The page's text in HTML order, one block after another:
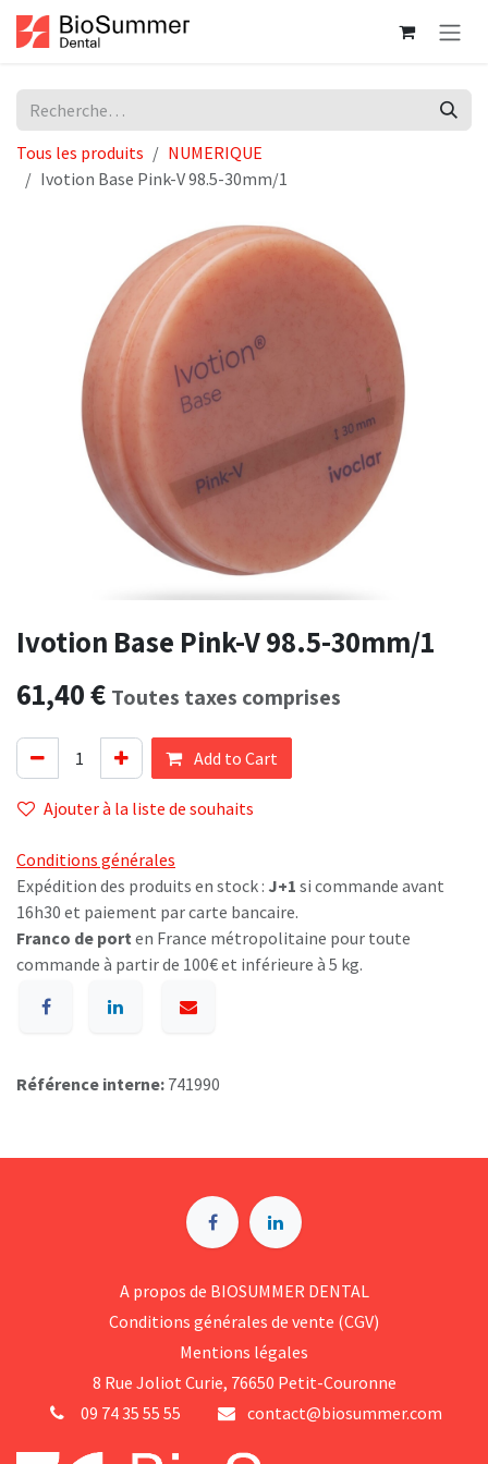
Se rendre au contenu
Tous les produits
NUMERIQUE
Ivotion Base Pink-V 98.5-30mm/1
Ivotion Base Pink-V 98.5-30mm/1
61,40€ Toutes taxes comprises
Add to Cart
Ajouter à la liste de souhaits
Conditions générales
Expédition des produits en stock : J+1 si commande avant
16h30 et paiement par carte bancaire.
Franco de port en France métropolitaine pour toute
commande à partir de 100€ et inférieure à 5 kg.
Référence interne: 741990
A p​ropos de BIOSUMMER DENTAL
Conditions générales d​e vente (CGV)
Mentions légales
8 Rue Jol​iot Curie, 76650 Petit-Couronne
09 74 35 55 55
contact@biosummer.com